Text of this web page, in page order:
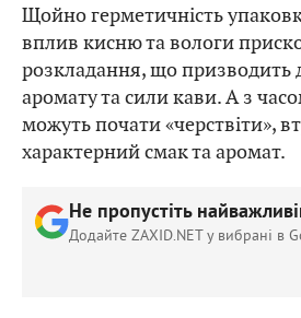
Щойно герметичність
вплив кисню та вологи
розкладання, що призводить
аромату та сили кави. А з
можуть почати «черствіти»,
характерний смак та аромат.
Не пропустіть
Додайте ZAXID.NET у вибрані в